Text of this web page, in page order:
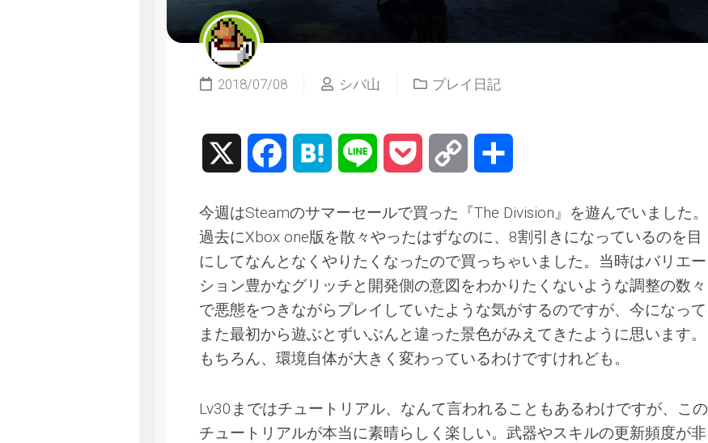
2018/07/08 シバ山 プレイ日記
FacebookHatena Line Pocket Copy
今週はSteamのサマーセールで買った『The Division』を遊んでいました。
過去にXbox one版を散々やったはずなのに、8割引きになっているのを目
にしてなんとなくやりたくなったので買っちゃいました。当時はバリエー
ション豊かなグリッチと開発側の意図をわかりたくないような調整の数々
で悪態をつきながらプレイしていたような気がするのですが、今になって
また最初から遊ぶとずいぶんと違った景色がみえてきたように思います。
もちろん、環境自体が大きく変わっているわけですけれども。
Lv30まではチュートリアル、なんて言われることもあるわけですが、この
チュートリアルが本当に素晴らしく楽しい。武器やスキルの更新頻度が非